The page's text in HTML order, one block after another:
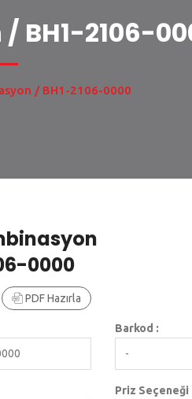
BH1-2106-
/ BH1-2106-0000
0000
PDF Hazırla
Barkod :
-
Priz Seçeneği